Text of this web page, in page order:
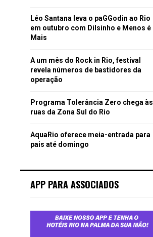
Léo Santana leva o paGGodin ao Rio
em outubro com Dilsinho e Menos é
Mais
A um mês do Rock in Rio, festival
revela números de bastidores da
operação
Programa Tolerância Zero chega às
ruas da Zona Sul do Rio
AquaRio oferece meia-entrada para
pais até domingo
APP PARA ASSOCIADOS